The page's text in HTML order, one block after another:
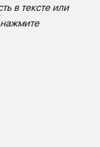
в тексте или